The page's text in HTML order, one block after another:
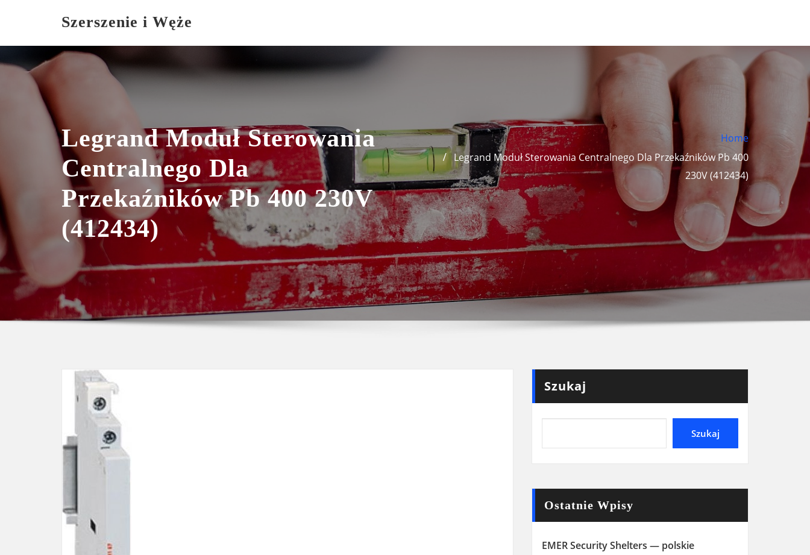
Szerszenie i Węże
Legrand Moduł Sterowania
Centralnego Dla
Przekaźników Pb 400 230V
(412434)
Home
Legrand Moduł Sterowania Centralnego Dla Przekaźników Pb 400
230V (412434)
Szukaj
Szukaj
Ostatnie Wpisy
EMER Security Shelters — polskie